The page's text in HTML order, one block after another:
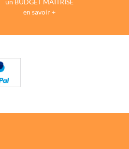
un BUDGET MAITRISE
en savoir +